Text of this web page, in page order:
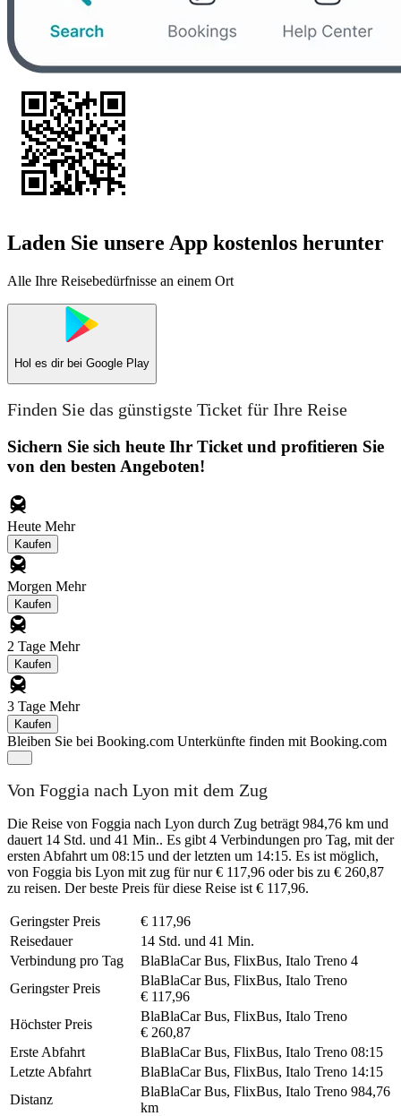
Laden Sie unsere App kostenlos herunter
Alle Ihre Reisebedürfnisse an einem Ort
Hol es dir bei Google Play
Finden Sie das günstigste Ticket für Ihre Reise
Sichern Sie sich heute Ihr Ticket und profitieren Sie
von den besten Angeboten!
Heute Mehr
Kaufen
Morgen Mehr
Kaufen
2 Tage Mehr
Kaufen
3 Tage Mehr
Kaufen
Bleiben Sie bei Booking.com Unterkünfte finden mit Booking.com
Von Foggia nach Lyon mit dem Zug
Die Reise von Foggia nach Lyon durch Zug beträgt 984,76 km und
dauert 14 Std. und 41 Min.. Es gibt 4 Verbindungen pro Tag, mit der
ersten Abfahrt um 08:15 und der letzten um 14:15. Es ist möglich,
von Foggia bis Lyon mit zug für nur € 117,96 oder bis zu € 260,87
zu reisen. Der beste Preis für diese Reise ist € 117,96.
Geringster Preis
€ 117,96
Reisedauer
14 Std. und 41 Min.
Verbindung pro Tag
BlaBlaCar Bus, FlixBus, Italo Treno 4
Geringster Preis
BlaBlaCar Bus, FlixBus, Italo Treno
€ 117,96
Höchster Preis
BlaBlaCar Bus, FlixBus, Italo Treno
€ 260,87
Erste Abfahrt
BlaBlaCar Bus, FlixBus, Italo Treno 08:15
Letzte Abfahrt
BlaBlaCar Bus, FlixBus, Italo Treno 14:15
Distanz
BlaBlaCar Bus, FlixBus, Italo Treno 984,76
km